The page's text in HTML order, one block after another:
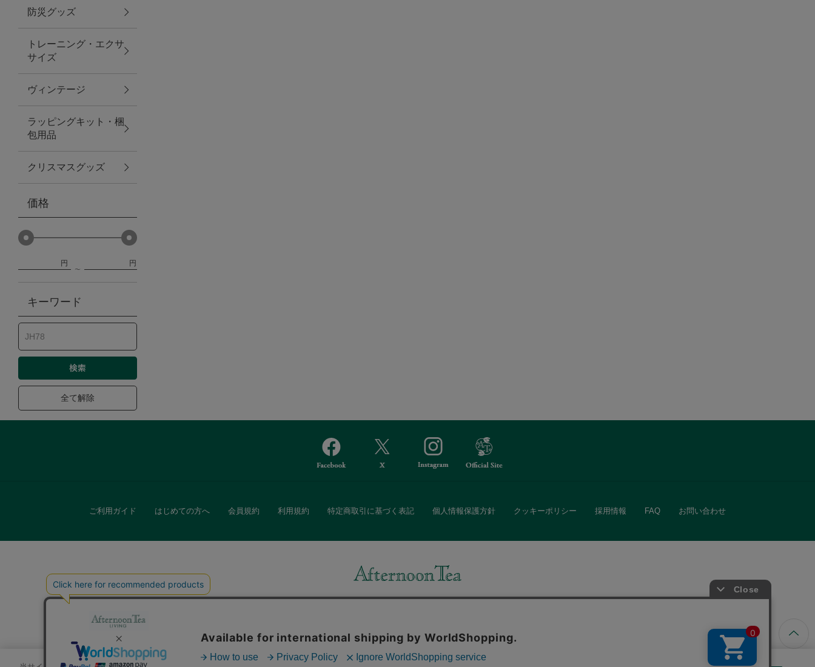
ポーチ
ステーショナリー
その他
紅茶・フード
防災グッズ・非常食
トレーニング
ヴィンテージ
防災グッズ
トレーニング・エクサ
サイズ
ヴィンテージ
ラッピングキット・梱
包用品
クリスマスグッズ
価格
円 円
キーワード
全て解除
ご利用ガイド はじめての方へ 会員規約 利用規約 特定商取引に基づく表記 個人情報保護方針 クッキーポリシー 採用情報 FAQ お問い合わせ
また、ギフトセットなどギフトにぴったりの豊富な商品がラインナップ。
「ソーシャルギフト」サービスもご提供しています。